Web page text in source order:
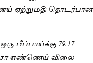
ஏற்றுமதி தொடர்பான
பீப்பாய்க்கு 79.17
எண்ணெய் விலை